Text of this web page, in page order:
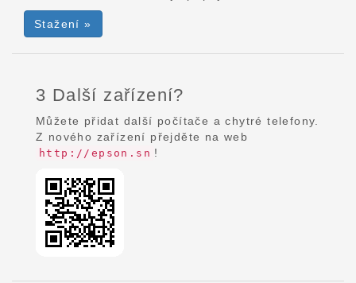
Stažení »
3 Další zařízení?
Můžete přidat další počítače a chytré telefony.
Z nového zařízení přejděte na web
http://epson.sn !